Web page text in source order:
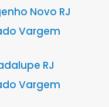
Novo RJ
Vargem
RJ
Vargem